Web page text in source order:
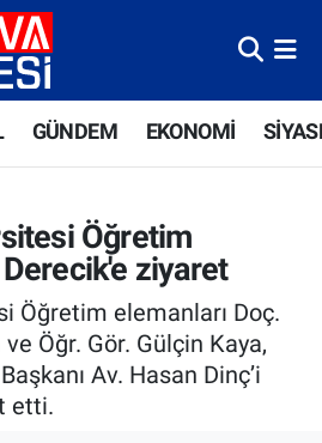
GÜNDEM EKONOMİ
Öğretim
Derecik'e ziyaret
Öğretim elemanları Doç.
Öğr. Gör. Gülçin Kaya,
Av. Hasan Dinç’i
etti.
Eczaneler
Yoğunluk Haritası
ve Fikstür